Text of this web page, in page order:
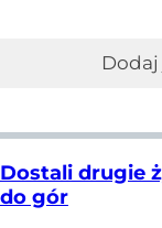
Dostali drugie
do gór